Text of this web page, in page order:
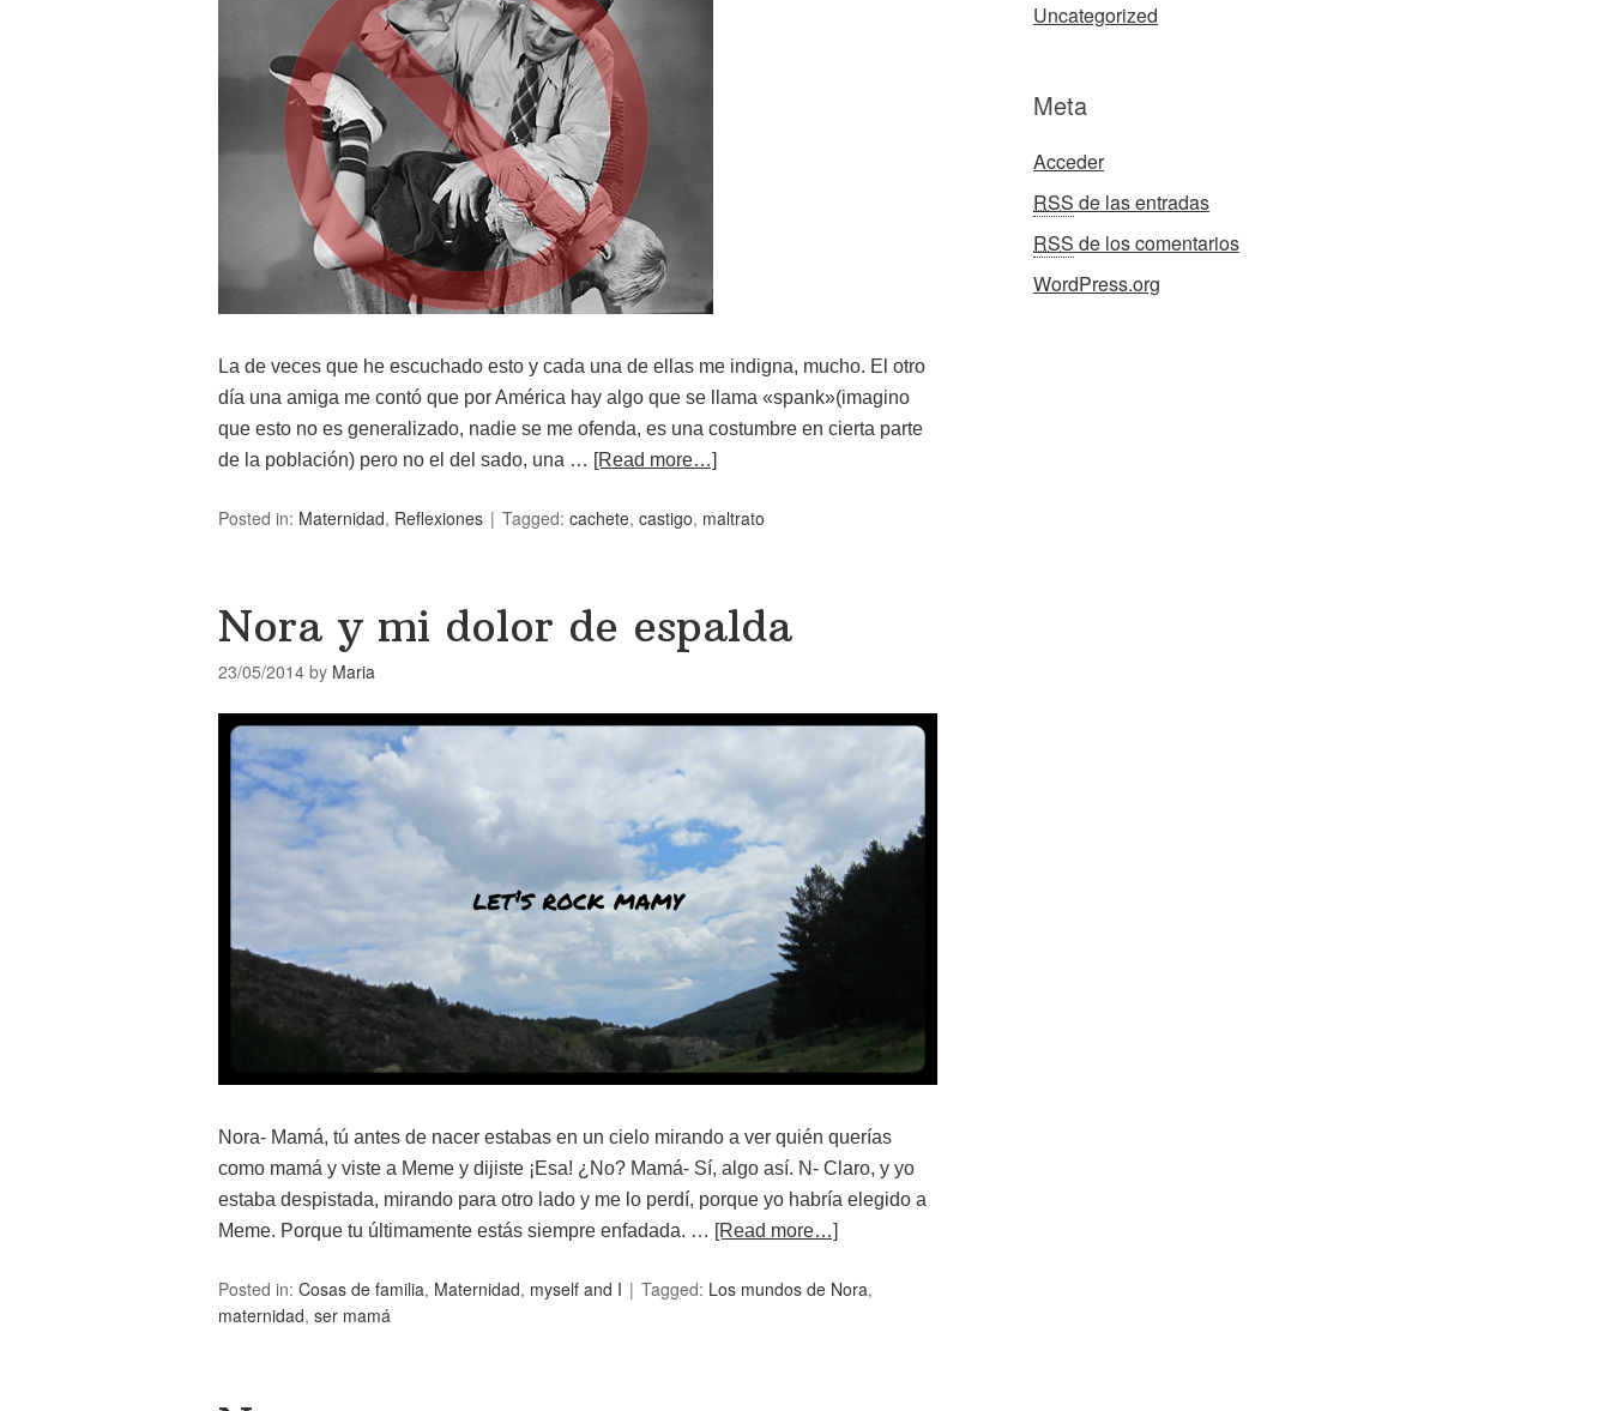
La de veces que he escuchado esto y cada una de ellas me indigna, mucho. El otro
día una amiga me contó que por América hay algo que se llama «spank»(imagino
que esto no es generalizado, nadie se me ofenda, es una costumbre en cierta parte
de la población) pero no el del sado, una …
[Read more…]
Posted in: Maternidad, Reflexiones Tagged: cachete, castigo, maltrato
Nora y mi dolor de espalda
23/05/2014 by Maria
Nora- Mamá, tú antes de nacer estabas en un cielo mirando a ver quién querías
como mamá y viste a Meme y dijiste ¡Esa! ¿No? Mamá- Sí, algo así. N- Claro, y yo
estaba despistada, mirando para otro lado y me lo perdí, porque yo habría elegido a
Meme. Porque tu últimamente estás siempre enfadada. … [Read more…]
Posted in: Cosas de familia, Maternidad, myself and I Tagged: Los mundos de Nora,
maternidad, ser mamá
Uncategorized
Meta
Acceder
RSS de las entradas
RSS de los comentarios
WordPress.org